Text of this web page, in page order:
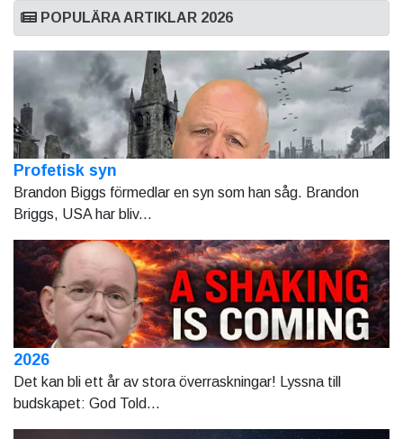
POPULÄRA ARTIKLAR 2026
Profetisk syn
Brandon Biggs förmedlar en syn som han såg. Brandon
Briggs, USA har bliv...
2026
Det kan bli ett år av stora överraskningar! Lyssna till
budskapet: God Told...